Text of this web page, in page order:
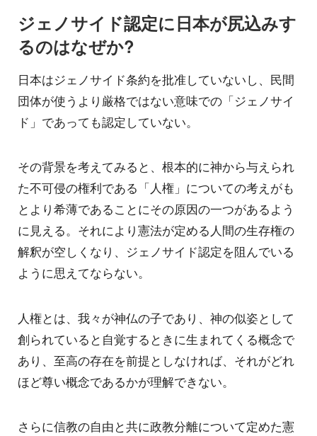
ジェノサイド認定に日本が尻込みす
るのはなぜか?
日本はジェノサイド条約を批准していないし、民間
団体が使うより厳格ではない意味での「ジェノサイ
ド」であっても認定していない。
その背景を考えてみると、根本的に神から与えられ
た不可侵の権利である「人権」についての考えがも
とより希薄であることにその原因の一つがあるよう
に見える。それにより憲法が定める人間の生存権の
解釈が空しくなり、ジェノサイド認定を阻んでいる
ように思えてならない。
人権とは、我々が神仏の子であり、神の似姿として
創られていると自覚するときに生まれてくる概念で
あり、至高の存在を前提としなければ、それがどれ
ほど尊い概念であるかが理解できない。
さらに信教の自由と共に政教分離について定めた憲